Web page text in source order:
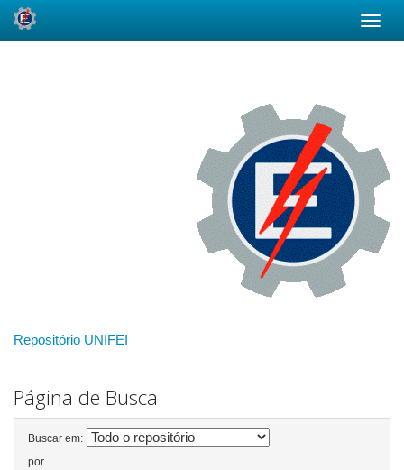
Repositório UNIFEI
Página de Busca
Buscar em:
por